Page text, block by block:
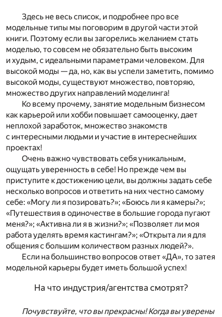
Здесь не весь список, и подробнее про все
модельные типы мы поговорим в другой части этой
книги. Поэтому если вы загорелись желанием стать
моделью, то совсем не обязательно быть высоким
и худым, с идеальными параметрами человеком. Для
высокой моды — да, но, как вы успели заметить, помимо
высокой моды, существуют множество, повторяю,
множество других направлений моделинга!
Ко всему прочему, занятие модельным бизнесом
как карьерой или хобби повышает самооценку, дает
неплохой заработок, множество знакомств
с интересными людьми и участие в интереснейших
проектах!
Очень важно чувствовать себя уникальным,
ощущать уверенность в себе! Но прежде чем вы
приступите к достижению цели, вы должны задать себе
несколько вопросов и ответить на них честно самому
себе: «Могу ли я позировать?»; «Боюсь ли я камеры?»;
«Путешествия в одиночестве в большие города пугают
меня?»; «Активна ли я в жизни?»; «Позволяет ли моя
работа уделять время кастингам?»; «Открыта ли я для
общения с большим количеством разных людей?».
Если на большинство вопросов ответ «ДА», то затея
модельной карьеры будет иметь большой успех!
На что индустрия/агентства смотрят?
Почувствуйте, что вы прекрасны! Когда вы уверены